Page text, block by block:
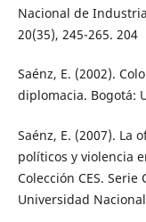
Nacional de
20(35), 245-265. 204
Saénz, E. (2002).
diplomacia. Bogotá:
Saénz, E. (2007). La
políticos y violencia
Colección CES.
Universidad